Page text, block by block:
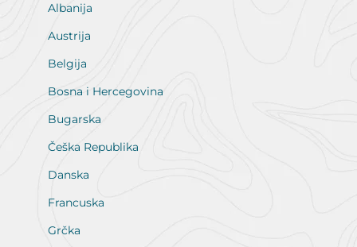
Albanija
Austrija
Belgija
Bosna i Hercegovina
Bugarska
Češka Republika
Danska
Francuska
Grčka